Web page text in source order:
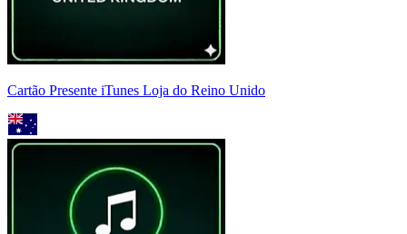
Cartão Presente iTunes Loja do Reino Unido